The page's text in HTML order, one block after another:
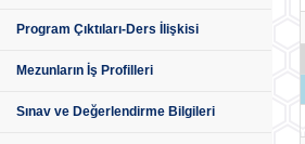
Program Çıktıları-Ders İlişkisi
Mezunların İş Profilleri
Sınav ve Değerlendirme Bilgileri